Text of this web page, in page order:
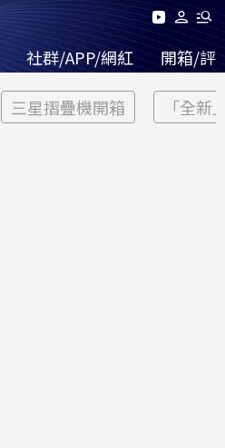
社群/APP/網紅 開箱/評
三星摺疊機開箱 「全新